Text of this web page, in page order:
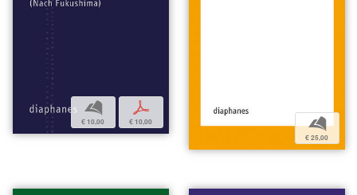
b
€ 10,00
p
€ 10,00 b
€ 25,00